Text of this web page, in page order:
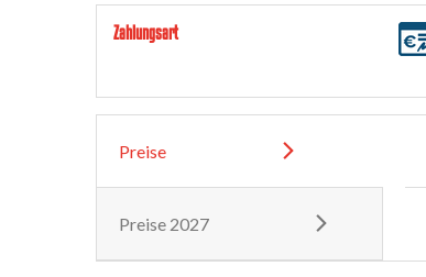
Zahlungsart
Preise
Preise 2027